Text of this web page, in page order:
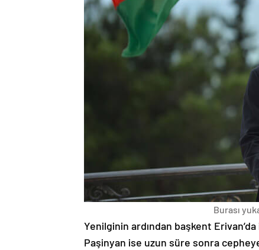
Burası
Yenilginin ardından başkent
Paşinyan ise uzun süre sonra